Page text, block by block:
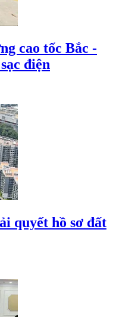
cao tốc Bắc -
điện
quyết hồ sơ đất